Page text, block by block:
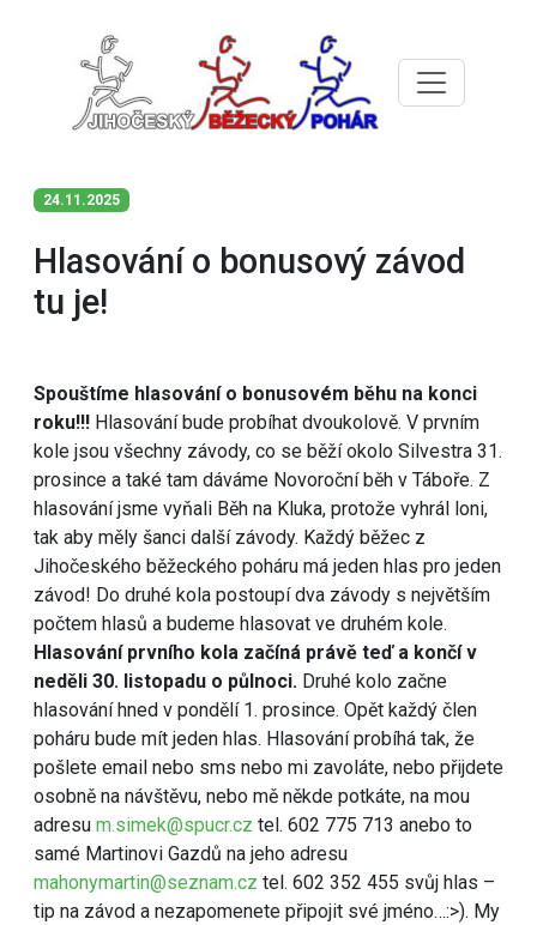
24.11.2025
Hlasování o bonusový závod
tu je!
Spouštíme hlasování o bonusovém běhu na konci
roku!!! Hlasování bude probíhat dvoukolově. V prvním
kole jsou všechny závody, co se běží okolo Silvestra 31.
prosince a také tam dáváme Novoroční běh v Táboře. Z
hlasování jsme vyňali Běh na Kluka, protože vyhrál loni,
tak aby měly šanci další závody. Každý běžec z
Jihočeského běžeckého poháru má jeden hlas pro jeden
závod! Do druhé kola postoupí dva závody s největším
počtem hlasů a budeme hlasovat ve druhém kole.
Hlasování prvního kola začíná právě teď a končí v
neděli 30. listopadu o půlnoci. Druhé kolo začne
hlasování hned v pondělí 1. prosince. Opět každý člen
poháru bude mít jeden hlas. Hlasování probíhá tak, že
pošlete email nebo sms nebo mi zavoláte, nebo přijdete
osobně na návštěvu, nebo mě někde potkáte, na mou
adresu m.simek@spucr.cz tel. 602 775 713 anebo to
samé Martinovi Gazdů na jeho adresu
mahonymartin@seznam.cz tel. 602 352 455 svůj hlas –
tip na závod a nezapomenete připojit své jméno…:>). My